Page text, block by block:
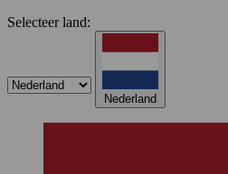
Selecteer land:
Nederland